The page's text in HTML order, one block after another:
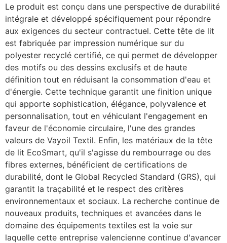
Le produit est conçu dans une perspective de durabilité
intégrale et développé spécifiquement pour répondre
aux exigences du secteur contractuel. Cette tête de lit
est fabriquée par impression numérique sur du
polyester recyclé certifié, ce qui permet de développer
des motifs ou des dessins exclusifs et de haute
définition tout en réduisant la consommation d'eau et
d'énergie. Cette technique garantit une finition unique
qui apporte sophistication, élégance, polyvalence et
personnalisation, tout en véhiculant l'engagement en
faveur de l'économie circulaire, l'une des grandes
valeurs de Vayoil Textil. Enfin, les matériaux de la tête
de lit EcoSmart, qu'il s'agisse du rembourrage ou des
fibres externes, bénéficient de certifications de
durabilité, dont le Global Recycled Standard (GRS), qui
garantit la traçabilité et le respect des critères
environnementaux et sociaux. La recherche continue de
nouveaux produits, techniques et avancées dans le
domaine des équipements textiles est la voie sur
laquelle cette entreprise valencienne continue d'avancer